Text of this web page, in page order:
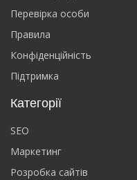
Перевірка особи
Правила
Конфіденційність
Підтримка
Категорії
SEO
Маркетинг
Розробка сайтів